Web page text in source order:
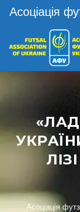
Асоціація
Асоціація